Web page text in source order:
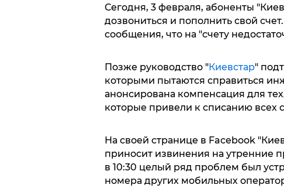
Сегодня, 3 февраля, абоненты
дозвониться и пополнить свой
сообщения, что на "счету
Позже руководство "Киевстар"
которыми пытаются справиться
анонсирована компенсация для
которые привели к списанию всех
На своей странице в Facebook
приносит извинения на утренние
в 10:30 целый ряд проблем был
номера других мобильных